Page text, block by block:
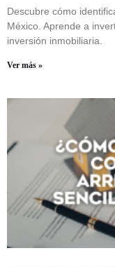
Descubre cómo
México. Aprende a
inversión inmobiliaria.
Ver más »